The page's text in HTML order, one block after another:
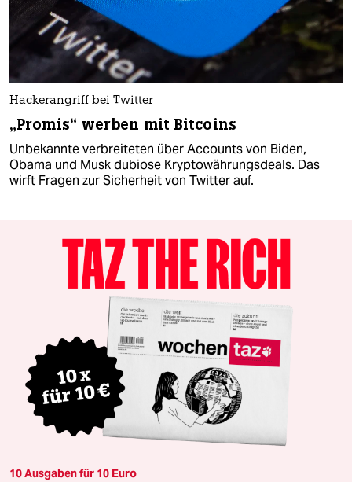
Hackerangriff bei Twitter
„Promis“ werben mit Bitcoins
Unbekannte verbreiteten über Accounts von Biden,
Obama und Musk dubiose Kryptowährungsdeals. Das
wirft Fragen zur Sicherheit von Twitter auf.
10 Ausgaben für 10 Euro